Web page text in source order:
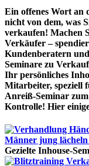
Ein offenes Wort an
nicht von dem, was
verkaufen! Machen
Verkäufer –
Kundenberatern
Seminare zu
Ihr persönliches
Mitarbeiter, speziell
Anreiß-Seminar
Kontrolle! Hier
Gezielte Inhouse-